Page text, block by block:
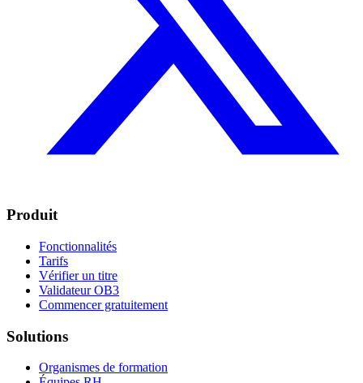
Produit
Fonctionnalités
Tarifs
Vérifier un titre
Validateur OB3
Commencer gratuitement
Solutions
Organismes de formation